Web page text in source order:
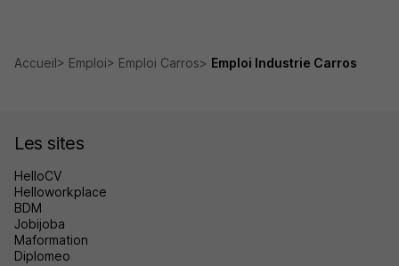
Accueil Emploi Emploi Carros Emploi Industrie Carros
Les sites
HelloCV
Helloworkplace
BDM
Jobijoba
Maformation
Diplomeo